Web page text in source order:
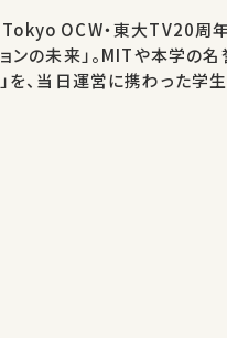
OCW・東大TV20周
ンの未来」。MITや本学の
を、当日運営に携わった学